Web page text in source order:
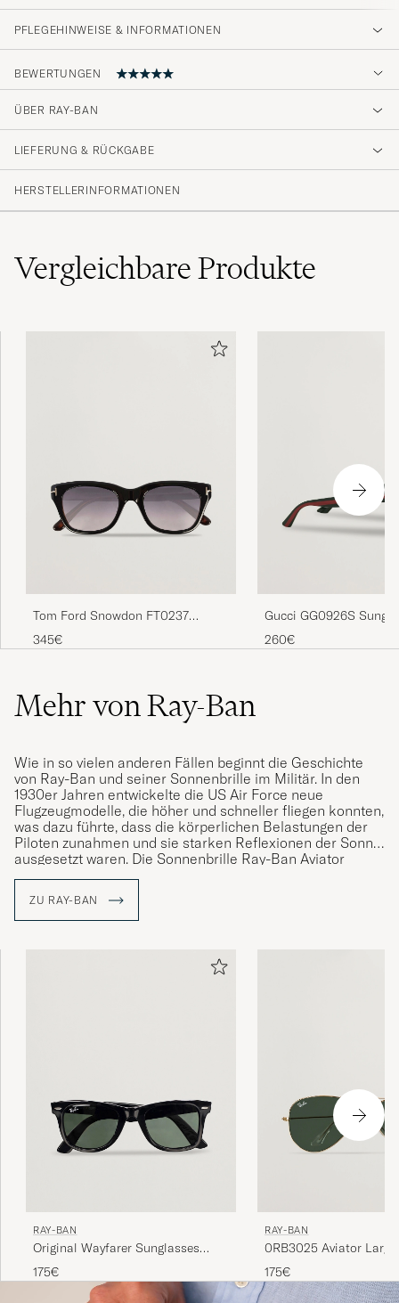
PFLEGEHINWEISE & INFORMATIONEN
BEWERTUNGEN
5
ÜBER RAY-BAN
LIEFERUNG & RÜCKGABE
HERSTELLERINFORMATIONEN
VergleichbareProdukte
Tom Ford Snowdon FT0237
Sunglasses Black
345€
Gucci GG0926S
Black/Green
260€
Mehr von Ray-Ban
Wie in so vielen anderen Fällen beginnt die Geschichte
von Ray-Ban und seiner Sonnenbrille im Militär. In den
1930er Jahren entwickelte die US Air Force neue
Flugzeugmodelle, die höher und schneller fliegen konnten,
was dazu führte, dass die körperlichen Belastungen der
Piloten zunahmen und sie starken Reflexionen der Sonne
ausgesetzt waren. Die Sonnenbrille Ray-Ban Aviator
wurde entwickelt, um die Augen der Piloten zu schützen
Eine legendäre Marke war geboren.
ZU RAY-BAN
RAY-BAN
Original Wayfarer Sunglasses
Black/Crystal Green
175€
RAY-BAN
0RB3025 Aviator
Sunglasses Arista/Grey
175€